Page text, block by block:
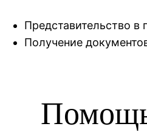
Представительство в
Получение